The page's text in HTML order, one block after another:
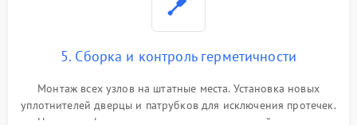
5. Сборка и контроль герметичности
Монтаж всех узлов на штатные места. Установка новых
уплотнителей дверцы и патрубков для исключения протечек.
Надежная фиксация хомутов гидравлической системы,